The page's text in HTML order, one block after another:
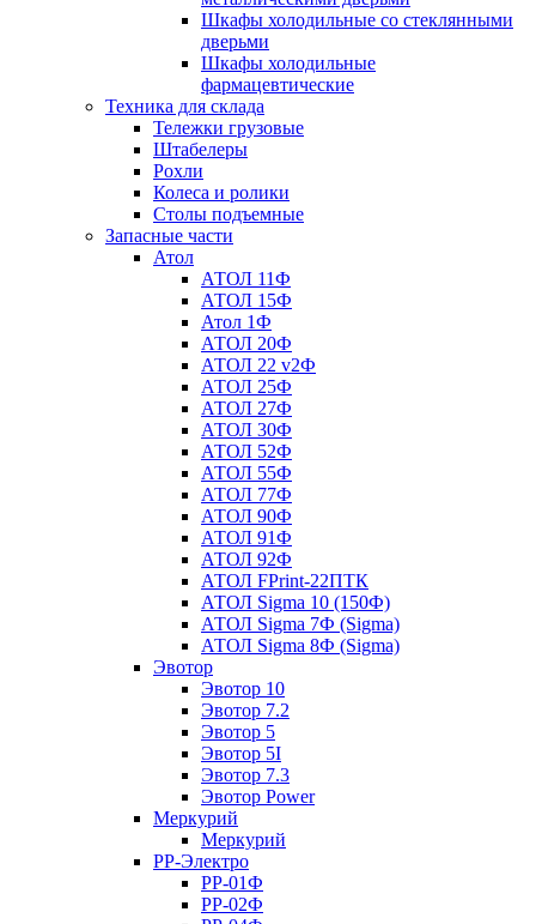
Шкафы холодильные со стеклянными
дверьми
Шкафы холодильные
фармацевтические
Техника для склада
Тележки грузовые
Штабелеры
Рохли
Колеса и ролики
Столы подъемные
Запасные части
Атол
АТОЛ 11Ф
АТОЛ 15Ф
Атол 1Ф
АТОЛ 20Ф
АТОЛ 22 v2Ф
АТОЛ 25Ф
АТОЛ 27Ф
АТОЛ 30Ф
АТОЛ 52Ф
АТОЛ 55Ф
АТОЛ 77Ф
АТОЛ 90Ф
АТОЛ 91Ф
АТОЛ 92Ф
АТОЛ FPrint-22ПТК
АТОЛ Sigma 10 (150Ф)
АТОЛ Sigma 7Ф (Sigma)
АТОЛ Sigma 8Ф (Sigma)
Эвотор
Эвотор 10
Эвотор 7.2
Эвотор 5
Эвотор 5I
Эвотор 7.3
Эвотор Power
Меркурий
Меркурий
РР-Электро
РР-01Ф
РР-02Ф